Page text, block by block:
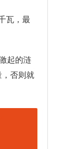
瓦，最
起的涟
，否则就